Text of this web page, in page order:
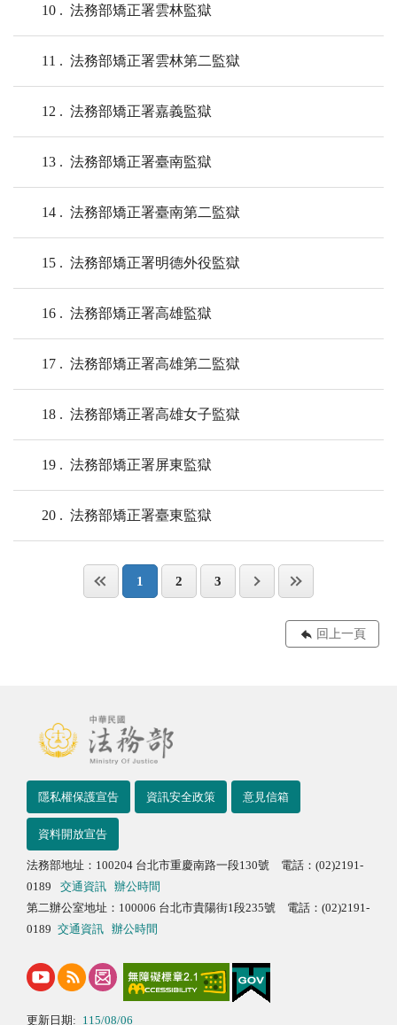
10 法務部矯正署雲林監獄
11 法務部矯正署雲林第二監獄
12 法務部矯正署嘉義監獄
13 法務部矯正署臺南監獄
14 法務部矯正署臺南第二監獄
15 法務部矯正署明德外役監獄
16 法務部矯正署高雄監獄
17 法務部矯正署高雄第二監獄
18 法務部矯正署高雄女子監獄
19 法務部矯正署屏東監獄
20 法務部矯正署臺東監獄
1 2 3
回上一頁
隱私權保護宣告 資訊安全政策 意見信箱
資料開放宣告
法務部地址：100204 台北市重慶南路一段130號 電話：(02)2191-
0189
交通資訊
辦公時間
第二辦公室地址：100006 台北市貴陽街1段235號 電話：(02)2191-
0189 交通資訊 辦公時間
更新日期: 115/08/06